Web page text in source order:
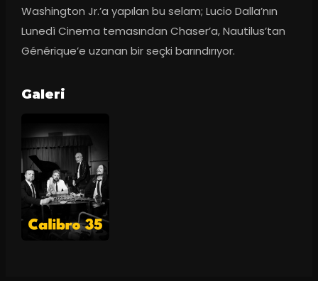
Washington Jr.’a yapılan bu selam; Lucio Dalla’nın
Lunedì Cinema temasından Chaser’a, Nautilus’tan
Générique’e uzanan bir seçki barındırıyor.
Galeri